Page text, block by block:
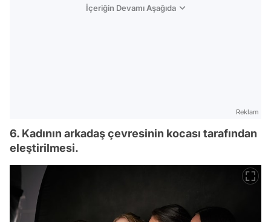
İçeriğin Devamı Aşağıda
Reklam
6. Kadının arkadaş çevresinin kocası tarafından
eleştirilmesi.